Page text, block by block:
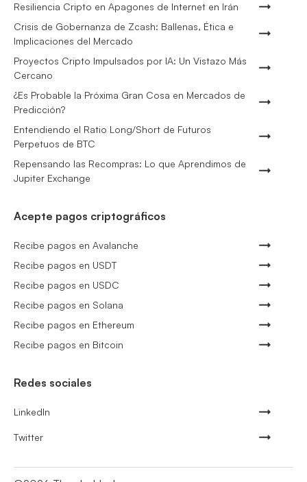
Resiliencia Cripto en Apagones de Internet en Irán
Crisis de Gobernanza de Zcash: Ballenas, Ética e
Implicaciones del Mercado
Proyectos Cripto Impulsados por IA: Un Vistazo Más
Cercano
¿Es Probable la Próxima Gran Cosa en Mercados de
Predicción?
Entendiendo el Ratio Long/Short de Futuros
Perpetuos de BTC
Repensando las Recompras: Lo que Aprendimos de
Jupiter Exchange
Acepte pagos criptográficos
Recibe pagos en Avalanche
Recibe pagos en USDT
Recibe pagos en USDC
Recibe pagos en Solana
Recibe pagos en Ethereum
Recibe pagos en Bitcoin
Redes sociales
LinkedIn
Twitter